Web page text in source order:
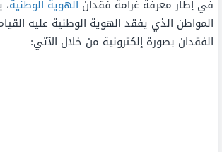
في إطار معرفة غرامة فقدان الهوية الوطنية،
المواطن الذي يفقد الهوية الوطنية عليه القيام
الفقدان بصورة إلكترونية من خلال الآتي: